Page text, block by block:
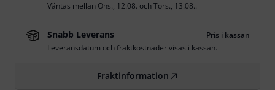
Väntas mellan Ons., 12.08. ochTors., 13.08..
Snabb Leverans
Pris i kassan
Leveransdatum och fraktkostnader visas i kassan.
Fraktinformation